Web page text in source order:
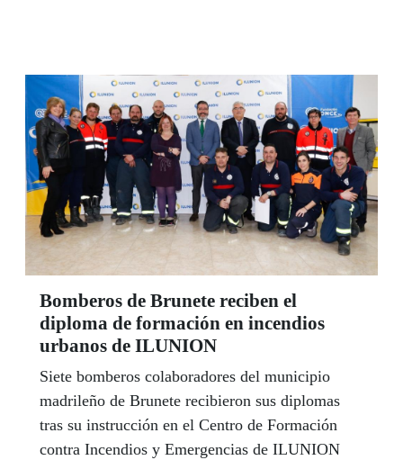
Bomberos de Brunete reciben el
diploma de formación en incendios
urbanos de ILUNION
Siete bomberos colaboradores del municipio
madrileño de Brunete recibieron sus diplomas
tras su instrucción en el Centro de Formación
contra Incendios y Emergencias de ILUNION